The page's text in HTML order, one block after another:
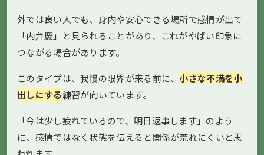
外では良い人でも、身内や安心できる場所で感情が出て
「内弁慶」と見られることがあり、これがやばい印象に
つながる場合があります。
このタイプは、我慢の限界が来る前に、 小さな不満を小
出しにする練習が向いています。
「今は少し疲れているので、明日返事します」のよう
に、感情ではなく状態を伝えると関係が荒れにくいと思